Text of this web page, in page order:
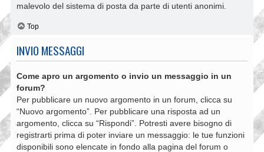
malevolo del sistema di posta da parte di utenti anonimi.
Top
INVIO MESSAGGI
Come apro un argomento o invio un messaggio in un
forum?
Per pubblicare un nuovo argomento in un forum, clicca su
“Nuovo argomento”. Per pubblicare una risposta ad un
argomento, clicca su “Rispondi”. Potresti avere bisogno di
registrarti prima di poter inviare un messaggio: le tue funzioni
disponibili sono elencate in fondo alla pagina del forum o